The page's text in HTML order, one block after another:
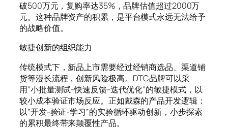
破500万元，复购率达35%，品牌估值超过2000万
元。这种品牌资产的积累，是平台模式永远无法给予
的战略价值。
敏捷创新的组织能力
传统模式下，新品上市需要经过经销商选品、渠道铺
货等漫长流程，创新风险极高。DTC品牌可以采
用”小批量测试-快速反馈-迭代优化”的敏捷模式，以
较小成本验证市场反应。正如戴森的产品开发逻辑：
以”开发-验证-学习”的实验循环驱动创新，小步探索
的累积最终带来颠覆性产品。